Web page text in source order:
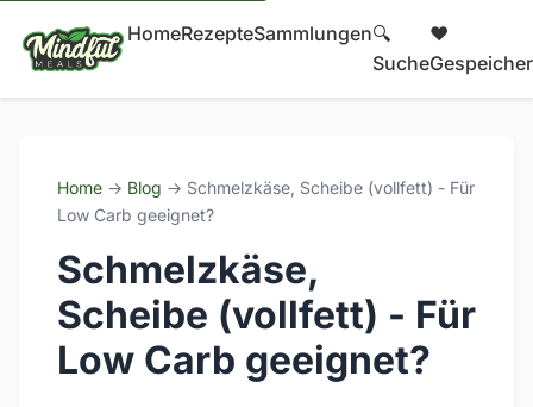
HomeRezepteSammlungen🔍
Suche
❤️
Home → Blog → Schmelzkäse, Scheibe (vollfett) - Für
Low Carb geeignet?
Schmelzkäse,
Scheibe (vollfett) - Für
Low Carb geeignet?